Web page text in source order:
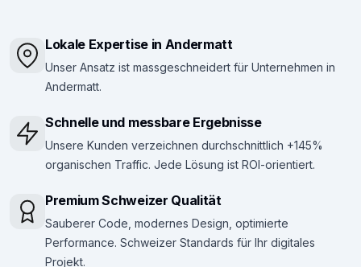
Lokale Expertise in Andermatt
Unser Ansatz ist massgeschneidert für Unternehmen in
Andermatt.
Schnelle und messbare Ergebnisse
Unsere Kunden verzeichnen durchschnittlich +145%
organischen Traffic. Jede Lösung ist ROI-orientiert.
Premium Schweizer Qualität
Sauberer Code, modernes Design, optimierte
Performance. Schweizer Standards für Ihr digitales
Projekt.